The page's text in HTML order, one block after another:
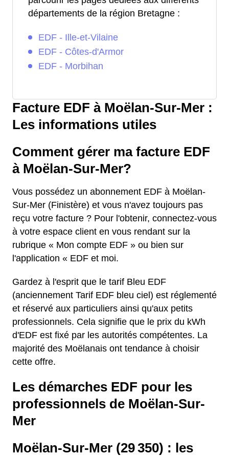
départements de la région Bretagne :
EDF - Ille-et-Vilaine
EDF - Côtes-d'Armor
EDF - Morbihan
Facture EDF à Moëlan-Sur-Mer :
Les informations utiles
Comment gérer ma facture EDF
à Moëlan-Sur-Mer?
Vous possédez un abonnement EDF à Moëlan-
Sur-Mer (Finistère) et vous n'avez toujours pas
reçu votre facture ? Pour l'obtenir, connectez-vous
à votre espace client en vous rendant sur la
rubrique « Mon compte EDF » ou bien sur
l'application « EDF et moi.
Gardez à l'esprit que le tarif Bleu EDF
(anciennement Tarif EDF bleu ciel) est réglementé
et réservé aux particuliers ainsi qu'aux petits
professionnels. Cela signifie que le prix du kWh
d'EDF est fixé par les autorités compétentes. La
majorité des Moëlanais ont tendance à choisir
cette offre.
Les démarches EDF pour les
professionnels de Moëlan-Sur-
Mer
Moëlan-Sur-Mer (29 350) : les